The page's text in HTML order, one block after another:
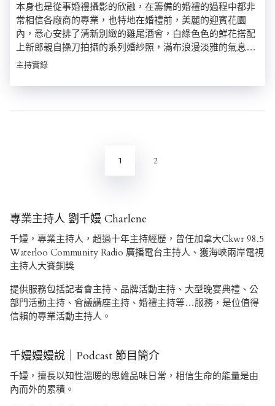
本身也是從事婚禮攝影的欣融，在籌備的婚禮的過程中都非
常相信各廠商的專業，也特地在婚禮前，美麗的迎賓花園
內，悉心安排了清新別緻的雞尾酒會，白綠色色的鮮花搭配
上新郎親自操刀拍攝的系列婚紗照，滿布浪漫淡雅的氣息…
主持實錄
1 2
專業主持人 劉千嫚 Charlene
千嫚，專業主持人，超過十年主持經歷，曾任加拿大Ckwr 98.5
Waterloo Community Radio 廣播電台主持人、獲海峽兩岸電視
主持人大賽銅獎
提供服務包括記者會主持、品牌活動主持、大型晚宴典禮、公
部門活動主持、會議講座主持、婚禮主持等…服務，是位值得
信賴的專業活動主持人。
千嫚嫚嫚說｜Podcast 節目簡介
千嫚，擅長以知性溫暖的思維品味日常，相信生命的能量是由
內而外的累積。